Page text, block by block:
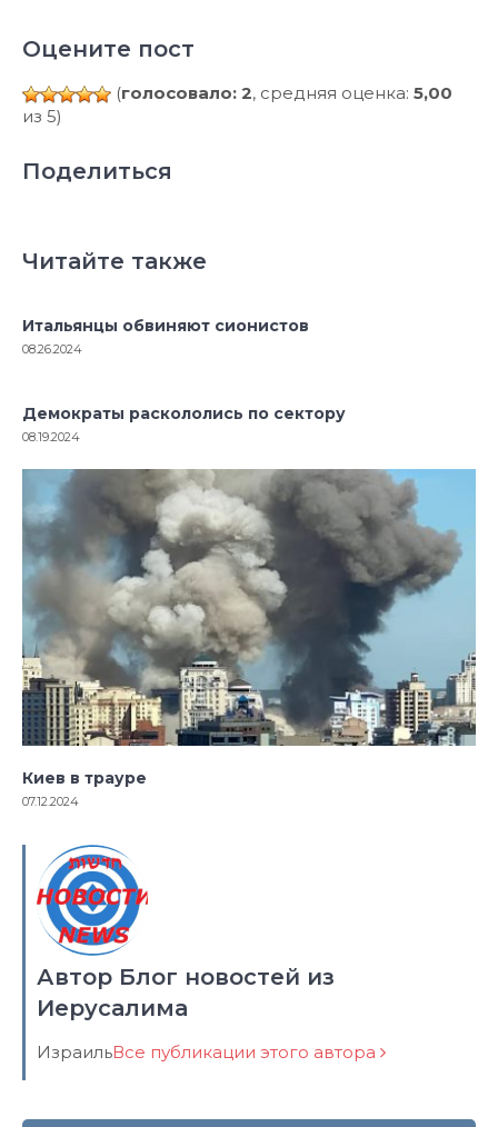
Оцените пост
(голосовало: 2, средняя оценка: 5,00
из 5)
Поделиться
Читайте также
Итальянцы обвиняют сионистов
08.26.2024
Демократы раскололись по сектору
08.19.2024
Киев в трауре
07.12.2024
Автор Блог новостей из
Иерусалима
ИзраильВсе публикации этого автора